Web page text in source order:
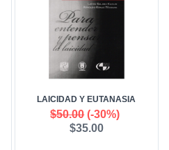
LAICIDAD Y EUTANASIA
$50.00(-30%)
$35.00